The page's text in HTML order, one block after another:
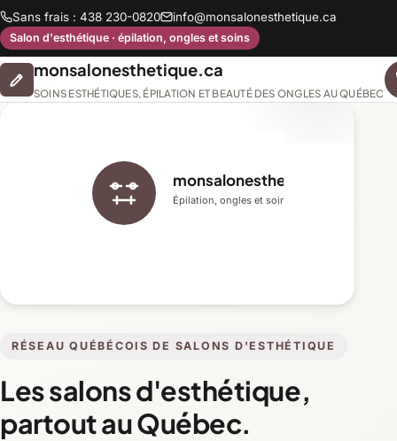
Sans frais : 438 230-0820 info@monsalonesthetique.ca
Salon d'esthétique · épilation, ongles et soins
monsalonesthetique.ca
SOINS ESTHÉTIQUES, ÉPILATION ET BEAUTÉ DES ONGLES AU QUÉBEC
RÉSEAU QUÉBÉCOIS DE SALONS D'ESTHÉTIQUE
Les salons d'esthétique,
partout au Québec.
monsalonesthetique.ca
Épilation, ongles et soins du visage